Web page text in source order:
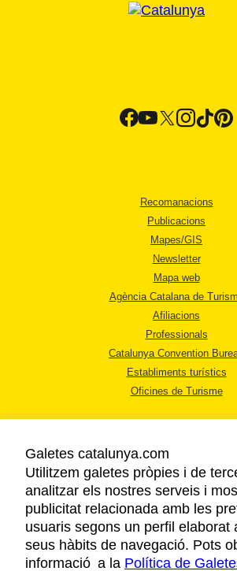
Recomanacions
Publicacions
Mapes/GIS
Newsletter
Mapa web
Agència Catalana de
Afiliacions
Professionals
Catalunya Convention
Establiments turístics
Oficines de Turisme
AVÍS LEGAL
POLÍTICA DE PRIVACITAT
COOKIES
ACCESSIBILITAT
Galetes catalunya.com
Utilitzem galetes pròpies i de
analitzar els nostres serveis i
publicitat relacionada amb les
usuaris segons un perfil elaborat
seus hàbits de navegació. Pots
informació a la Política de